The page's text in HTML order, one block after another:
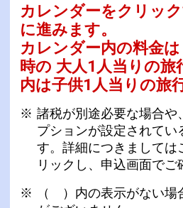
カレンダーをクリッ
に進みます。
カレンダー内の料金は
時の 大人1人当りの旅
内は子供1人当りの旅
諸税が別途必要な場合や
プションが設定されてい
す。詳細につきましては
リックし、申込画面でご
（ ）内の表示がない場